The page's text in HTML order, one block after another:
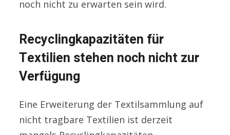
noch nicht zu erwarten sein wird.
Recyclingkapazitäten für
Textilien stehen noch nicht zur
Verfügung
Eine Erweiterung der Textilsammlung auf
nicht tragbare Textilien ist derzeit